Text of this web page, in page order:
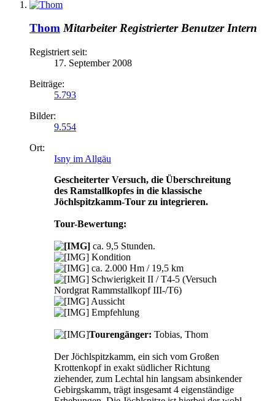
Thom Mitarbeiter Registrierter Benutzer Intern
Registriert seit:
17. September 2008
Beiträge:
5.793
Bilder:
9.554
Ort:
Isny im Allgäu
Gescheiterter Versuch, die Überschreitung
des Ramstallkopfes in die klassische
Jöchlspitzkamm-Tour zu integrieren.
Tour-Bewertung:
ca. 9,5 Stunden.
Kondition
ca. 2.000 Hm / 19,5 km
Schwierigkeit II / T4-5 (Versuch
Nordgrat Rammstallkopf III-/T6)
Aussicht
Empfehlung
Tourengänger: Tobias, Thom
Der Jöchlspitzkamm, ein sich vom Großen
Krottenkopf in exakt südlicher Richtung
ziehender, zum Lechtal hin langsam absinkender
Gebirgskamm, trägt insgesamt 4 eigenständige